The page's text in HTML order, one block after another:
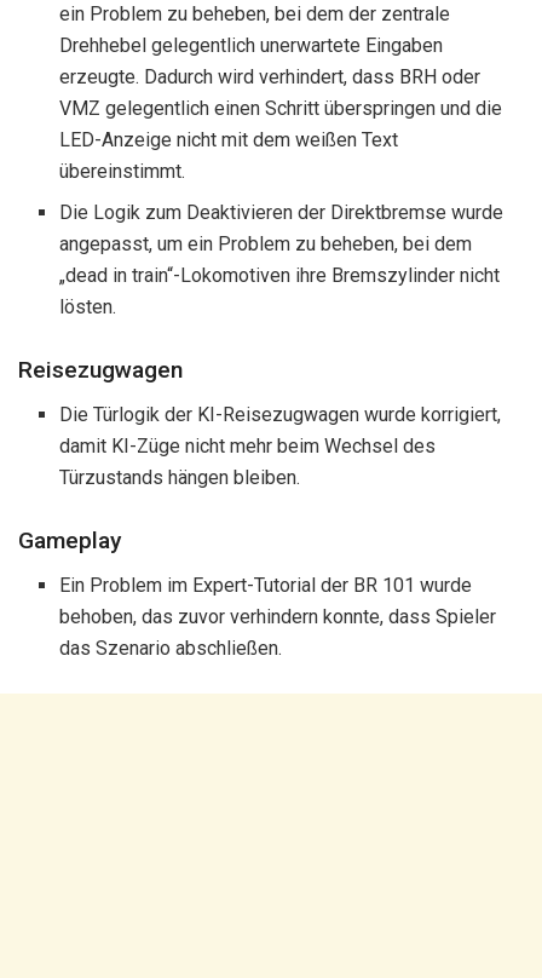
ein Problem zu beheben, bei dem der zentrale
Drehhebel gelegentlich unerwartete Eingaben
erzeugte. Dadurch wird verhindert, dass BRH oder
VMZ gelegentlich einen Schritt überspringen und die
LED-Anzeige nicht mit dem weißen Text
übereinstimmt.
Die Logik zum Deaktivieren der Direktbremse wurde
angepasst, um ein Problem zu beheben, bei dem
„dead in train“-Lokomotiven ihre Bremszylinder nicht
lösten.
Reisezugwagen
Die Türlogik der KI-Reisezugwagen wurde korrigiert,
damit KI-Züge nicht mehr beim Wechsel des
Türzustands hängen bleiben.
Gameplay
Ein Problem im Expert-Tutorial der BR 101 wurde
behoben, das zuvor verhindern konnte, dass Spieler
das Szenario abschließen.